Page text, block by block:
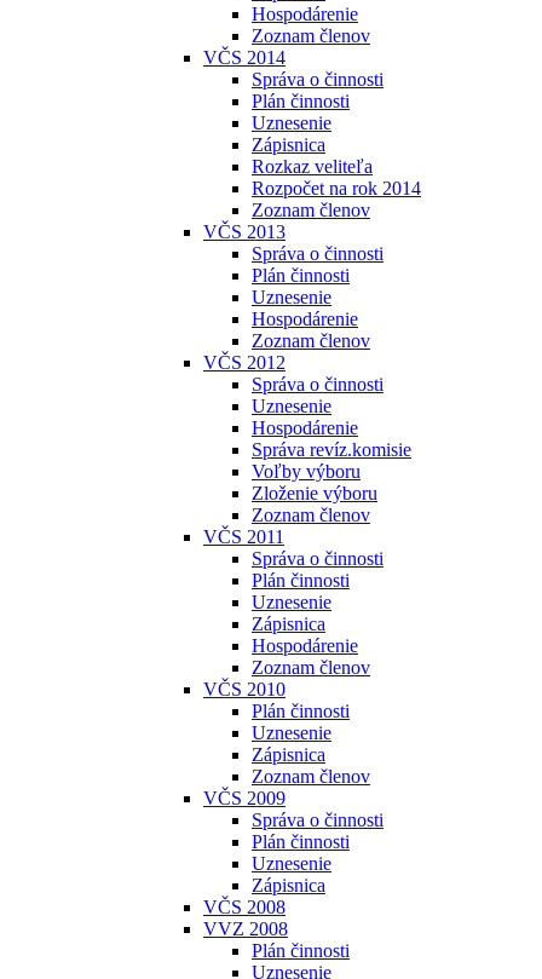
Hospodárenie
Zoznam členov
VČS 2014
Správa o činnosti
Plán činnosti
Uznesenie
Zápisnica
Rozkaz veliteľa
Rozpočet na rok 2014
Zoznam členov
VČS 2013
Správa o činnosti
Plán činnosti
Uznesenie
Hospodárenie
Zoznam členov
VČS 2012
Správa o činnosti
Uznesenie
Hospodárenie
Správa revíz.komisie
Voľby výboru
Zloženie výboru
Zoznam členov
VČS 2011
Správa o činnosti
Plán činnosti
Uznesenie
Zápisnica
Hospodárenie
Zoznam členov
VČS 2010
Plán činnosti
Uznesenie
Zápisnica
Zoznam členov
VČS 2009
Správa o činnosti
Plán činnosti
Uznesenie
Zápisnica
VČS 2008
VVZ 2008
Plán činnosti
Uznesenie